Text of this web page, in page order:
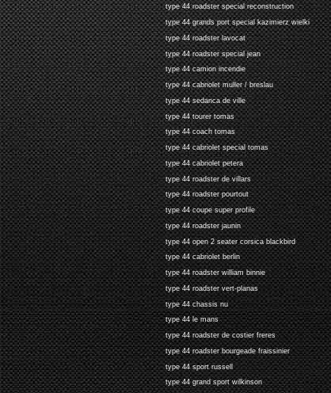
type 44 roadster special reconstruction
type 44 grands port special kazimierz wielki
type 44 roadster lavocat
type 44 roadster special jean
type 44 camion incendie
type 44 cabriolet muller / breslau
type 44 sedanca de ville
type 44 tourer tomas
type 44 coach tomas
type 44 cabriolet special tomas
type 44 cabriolet petera
type 44 roadster de villars
type 44 roadster pourtout
type 44 coupe super profile
type 44 roadster jaunin
type 44 open 2 seater corsica blackbird
type 44 cabriolet berlin
type 44 roadster william binnie
type 44 roadster vert-planas
type 44 chassis nu
type 44 le mans
type 44 roadster de costier freres
type 44 roadster bourgeade fraissinier
type 44 sport russell
type 44 grand sport wilkinson